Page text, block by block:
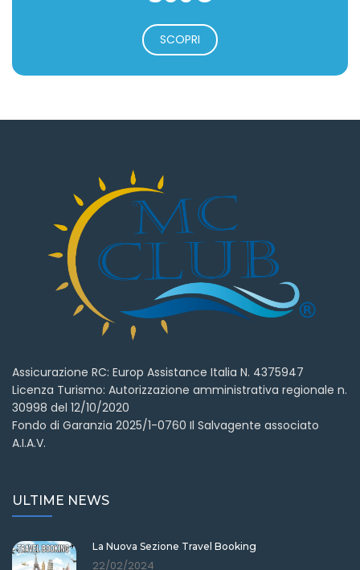
SCOPRI
Assicurazione RC: Europ Assistance Italia N. 4375947
Licenza Turismo: Autorizzazione amministrativa regionale n.
30998 del 12/10/2020
Fondo di Garanzia 2025/1-0760 Il Salvagente associato
A.I.A.V.
ULTIME NEWS
La Nuova Sezione Travel Booking
22/02/2024